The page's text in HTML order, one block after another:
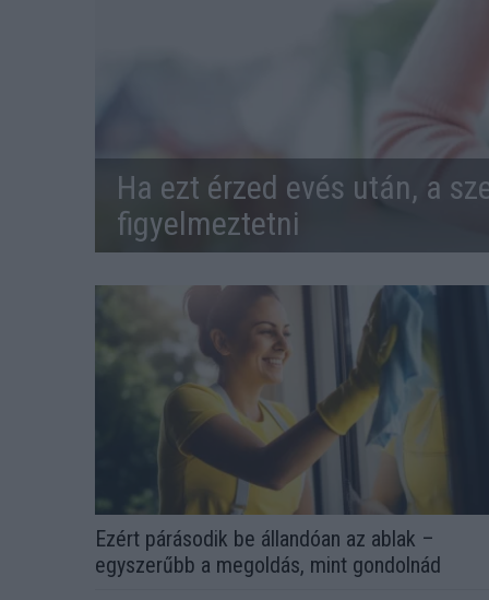
Ha ezt érzed evés után, a
figyelmeztetni
Ezért párásodik be állandóan az ablak –
egyszerűbb a megoldás, mint gondolnád